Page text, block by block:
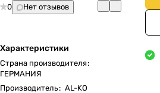
0 Нет отзывов
Характеристики
Страна производителя:
ГЕРМАНИЯ
Производитель: AL-KO